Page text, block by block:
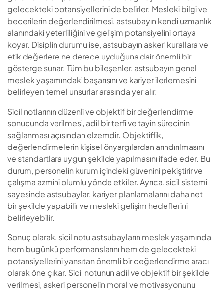
gelecekteki potansiyellerini de belirler. Mesleki bilgi ve
becerilerin değerlendirilmesi, astsubayın kendi uzmanlık
alanındaki yeterliliğini ve gelişim potansiyelini ortaya
koyar. Disiplin durumu ise, astsubayın askeri kurallara ve
etik değerlere ne derece uyduğuna dair önemli bir
gösterge sunar. Tüm bu bileşenler, astsubayın genel
meslek yaşamındaki başarısını ve kariyer ilerlemesini
belirleyen temel unsurlar arasında yer alır.
Sicil notlarının düzenli ve objektif bir değerlendirme
sonucunda verilmesi, adil bir terfi ve tayin sürecinin
sağlanması açısından elzemdir. Objektiflik,
değerlendirmelerin kişisel önyargılardan arındırılmasını
ve standartlara uygun şekilde yapılmasını ifade eder. Bu
durum, personelin kurum içindeki güvenini pekiştirir ve
çalışma azmini olumlu yönde etkiler. Ayrıca, sicil sistemi
sayesinde astsubaylar, kariyer planlamalarını daha net
bir şekilde yapabilir ve mesleki gelişim hedeflerini
belirleyebilir.
Sonuç olarak, sicil notu astsubayların meslek yaşamında
hem bugünkü performanslarını hem de gelecekteki
potansiyellerini yansıtan önemli bir değerlendirme aracı
olarak öne çıkar. Sicil notunun adil ve objektif bir şekilde
verilmesi, askeri personelin moral ve motivasyonunu